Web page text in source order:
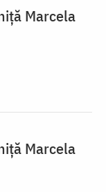
Marcela
Marcela